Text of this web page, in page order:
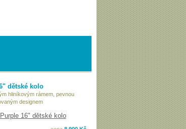
dětské kolo
hliníkovým rámem, pevnou
designem